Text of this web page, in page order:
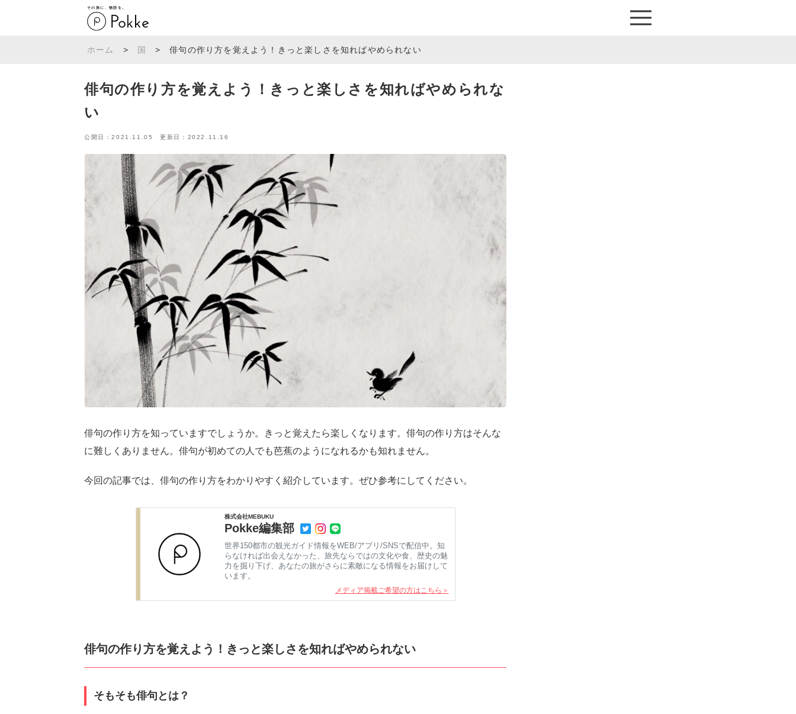
その旅に、物語を。
ホーム > 国 > 俳句の作り方を覚えよう！きっと楽しさを知ればやめられない
俳句の作り方を覚えよう！きっと楽しさを知ればやめられな
い
公開日：2021.11.05 更新日：2022.11.16
俳句の作り方を知っていますでしょうか。きっと覚えたら楽しくなります。俳句の作り方はそんな
に難しくありません。俳句が初めての人でも芭蕉のようになれるかも知れません。
今回の記事では、俳句の作り方をわかりやすく紹介しています。ぜひ参考にしてください。
株式会社MEBUKU
Pokke編集部
世界150都市の観光ガイド情報をWEB/アプリ/SNSで配信中。知
らなければ出会えなかった、旅先ならではの文化や食、歴史の魅
力を掘り下げ、あなたの旅がさらに素敵になる情報をお届けして
います。
メディア掲載ご希望の方はこちら＞
俳句の作り方を覚えよう！きっと楽しさを知ればやめられない
そもそも俳句とは？